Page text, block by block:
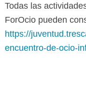
Todas las
ForOcio pueden
https://
encuentro-de-ocio-